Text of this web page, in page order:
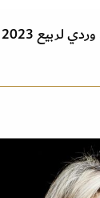
لربيع 2023